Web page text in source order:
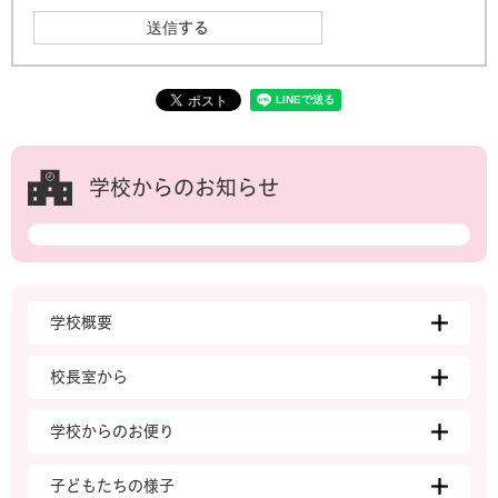
学校からのお知らせ
学校概要
校長室から
学校からのお便り
子どもたちの様子